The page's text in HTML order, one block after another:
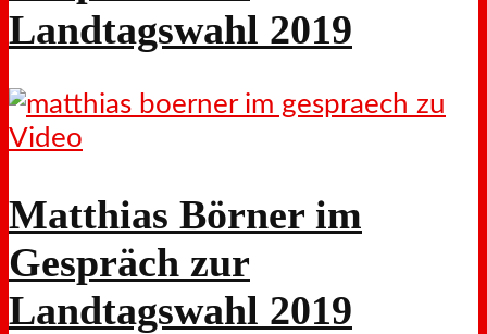
Landtagswahl 2019
Video
Matthias Börner im
Gespräch zur
Landtagswahl 2019